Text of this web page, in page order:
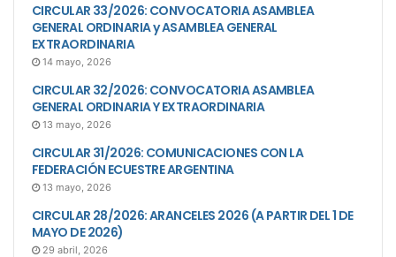
CIRCULAR 33/2026: CONVOCATORIA ASAMBLEA
GENERAL ORDINARIA y ASAMBLEA GENERAL
EXTRAORDINARIA
14 mayo, 2026
CIRCULAR 32/2026: CONVOCATORIA ASAMBLEA
GENERAL ORDINARIA Y EXTRAORDINARIA
13 mayo, 2026
CIRCULAR 31/2026: COMUNICACIONES CON LA
FEDERACIÓN ECUESTRE ARGENTINA
13 mayo, 2026
CIRCULAR 28/2026: ARANCELES 2026 (A PARTIR DEL 1 DE
MAYO DE 2026)
29 abril, 2026